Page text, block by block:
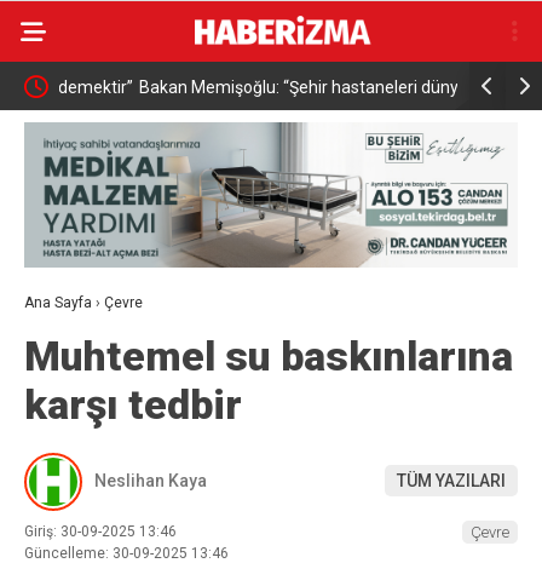
Bakan Memişoğlu: “Şehir hastaneleri dünyanın en
üst seviye sağlık hizmet binalarıdır”
İçişleri
bu yılın
Ana Sayfa › Çevre
Muhtemel su baskınlarına
karşı tedbir
Neslihan Kaya TÜM YAZILARI
Giriş: 30-09-2025 13:46
Güncelleme: 30-09-2025 13:46
Çevre